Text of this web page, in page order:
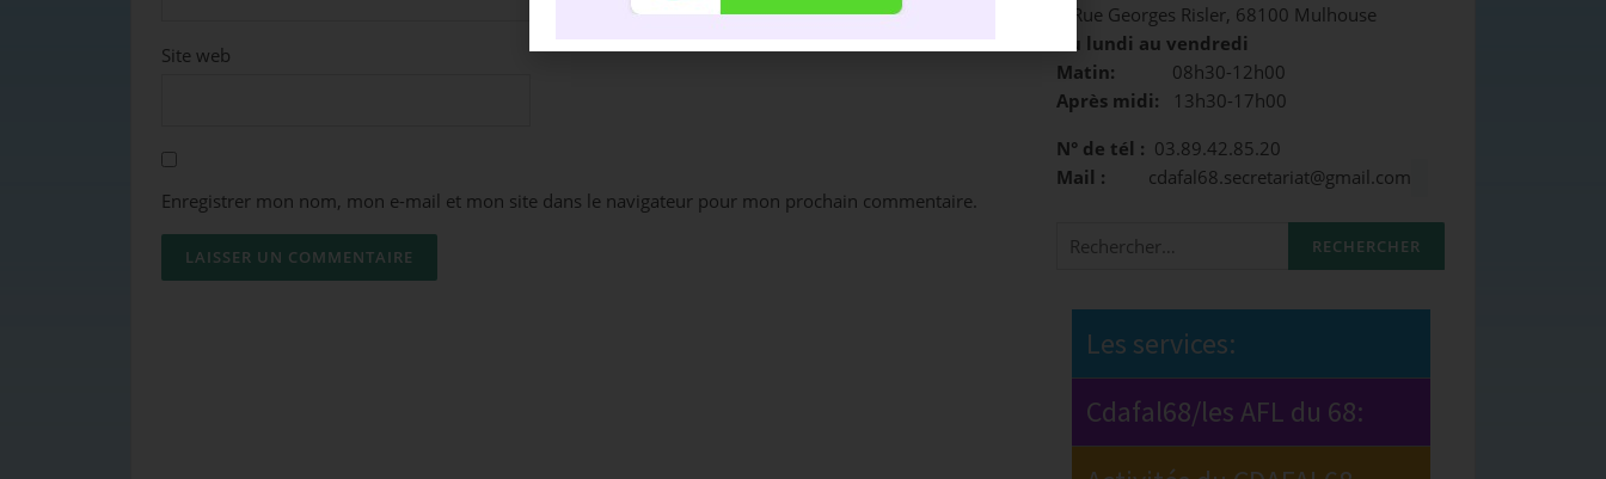
Site web
Enregistrer mon nom, mon e-mail et mon site dans le navigateur pour mon prochain commentaire.
3 Rue Georges Risler, 68100 Mulhouse
Du lundi au vendredi
Matin: 08h30-12h00
Après midi: 13h30-17h00
N° de tél : 03.89.42.85.20
Mail : cdafal68.secretariat@gmail.com